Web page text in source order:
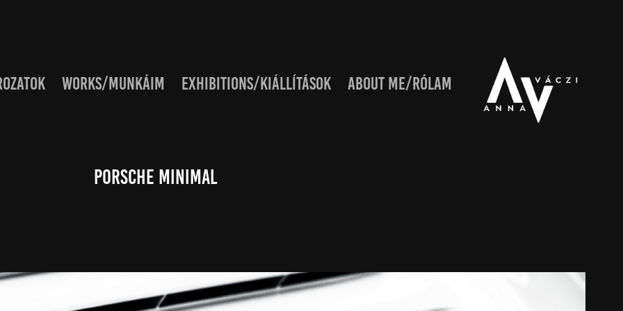
WORKS/MUNKÁIM EXHIBITIONS/KIÁLLÍTÁSOK ABOUT ME/RÓLAM
Porsche Minimal